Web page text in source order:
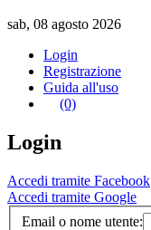
sab, 08 agosto 2026
Login
Registrazione
Guida all'uso
(0)
Login
Accedi tramite Facebook
Accedi tramite Google
Email o nome utente: